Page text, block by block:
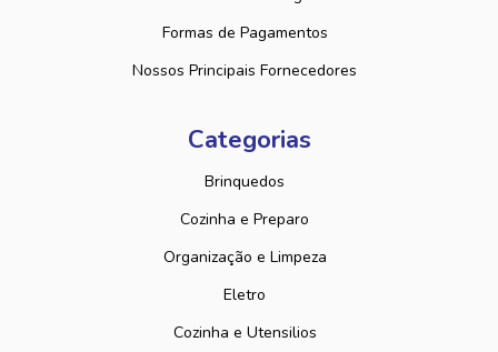
Formas de Pagamentos
Nossos Principais Fornecedores
Categorias
Brinquedos
Cozinha e Preparo
Organização e Limpeza
Eletro
Cozinha e Utensilios